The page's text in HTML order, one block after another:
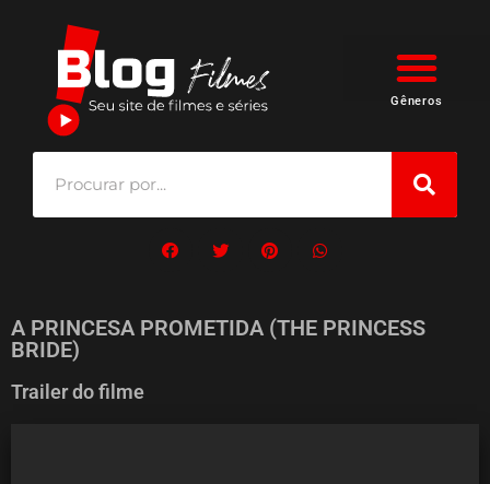
Gêneros
A PRINCESA PROMETIDA (THE PRINCESS
BRIDE)
Trailer do filme